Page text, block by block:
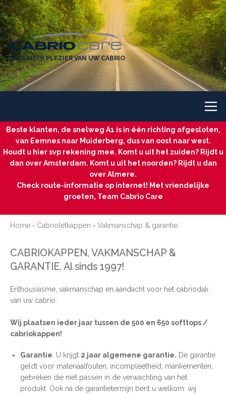
NÓG MEER PLEZIER VAN UW CABRIO
Beste klanten, de snelweg A1 is in één richting afgesloten,
van Eemnes naar Muiderberg, dus van oost naar west.
Houdt u hier svp rekening mee. Komt u uit het zuiden? Rijdt u
dan over Amsterdam. Komt u uit het noorden? Rijdt u dan
over Almere.
Check route-informatie op internet! Met vriendelijke
groeten, Team Cabrio Care
Home › Cabrioletkappen › Vakmanschap & garantie
CABRIOKAPPEN, VAKMANSCHAP &
GARANTIE. Al sinds 1997!
Enthousiasme, vakmanschap en aandacht voor het cabriodak
van uw cabrio.
Wij plaatsen ieder jaar tussen de 500 en 650 softtops /
cabriokappen!
Garantie . U krijgt 2 jaar algemene garantie. De garantie
geldt voor materiaalfouten, incompleetheid, mankementen,
gebreken die niet passen in de verwachting van het
produkt. Ook na de garantietermijn bent u welkom: wij